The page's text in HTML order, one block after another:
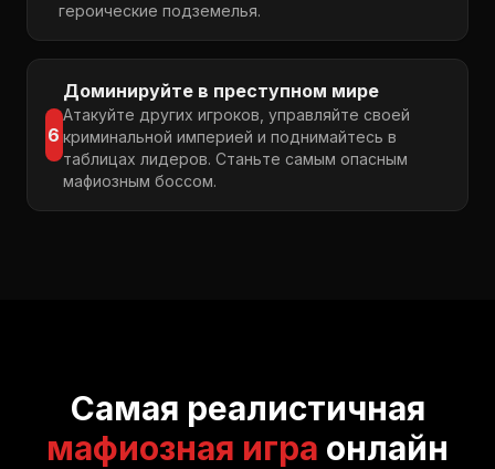
героические подземелья.
6
Доминируйте в преступном мире
Атакуйте других игроков, управляйте своей
криминальной империей и поднимайтесь в
таблицах лидеров. Станьте самым опасным
мафиозным боссом.
Самая реалистичная
мафиозная игра онлайн